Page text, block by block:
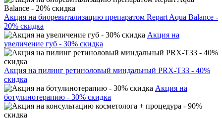
Акция на биоревитализацию препаратом Repart Aqua Balance -
20% скидка
Акция на
увеличение губ - 30% скидка
Акция на пилинг ретиноловый миндальный PRX-T33 - 40%
скидка
Акция на
ботулинотерапию - 30% скидка